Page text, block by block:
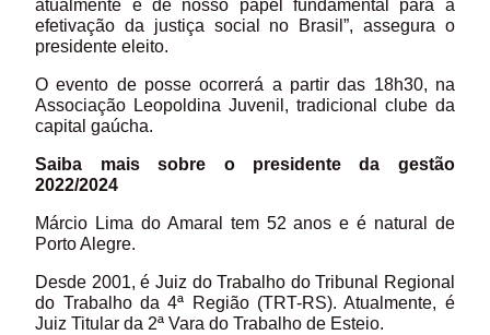
atualmente e de nosso papel fundamental para a
efetivação da justiça social no Brasil”, assegura o
presidente eleito.
O evento de posse ocorrerá a partir das 18h30, na
Associação Leopoldina Juvenil, tradicional clube da
capital gaúcha.
Saiba mais sobre o presidente da gestão
2022/2024
Márcio Lima do Amaral tem 52 anos e é natural de
Porto Alegre.
Desde 2001, é Juiz do Trabalho do Tribunal Regional
do Trabalho da 4ª Região (TRT-RS). Atualmente, é
Juiz Titular da 2ª Vara do Trabalho de Esteio.